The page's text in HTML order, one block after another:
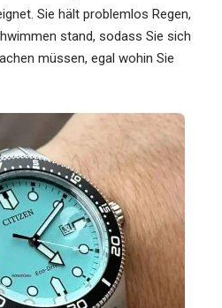
Sie hält problemlos Regen,
stand, sodass Sie sich
müssen, egal wohin Sie